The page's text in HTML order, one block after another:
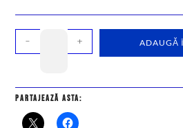
- + ADAUGĂ
Partajează asta: